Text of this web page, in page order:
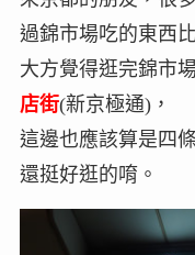
過錦市場吃的東西
大方覺得逛完錦市
店街(新京極通)，
這邊也應該算是四
還挺好逛的唷。